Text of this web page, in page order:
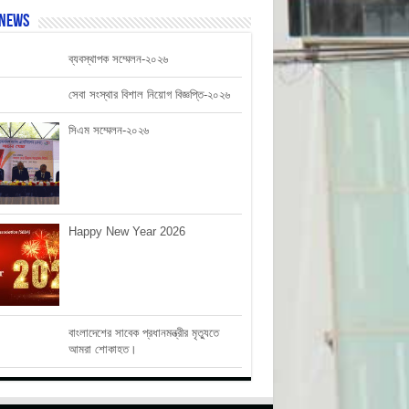
ব্যবস্থাপক সম্মেলন-২০২৬
সেবা সংস্থার বিশাল নিয়োগ বিজ্ঞপ্তি-২০২৬
সিএম সম্মেলন-২০২৬
Happy New Year 2026
বাংলাদেশের সাবেক প্রধানমন্ত্রীর মৃত্যুতে
আমরা শোকাহত।